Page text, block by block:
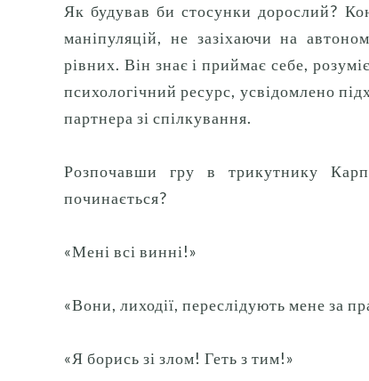
Як будував би стосунки дорослий?
маніпуляцій, не зазіхаючи на
рівних. Він знає і приймає себе,
психологічний ресурс, усвідомлено
партнера зі спілкування.
Розпочавши гру в трикутнику
починається?
«Мені всі винні!»
«Вони, лиходії, переслідують мене за
«Я борись зі злом! Геть з тим!»